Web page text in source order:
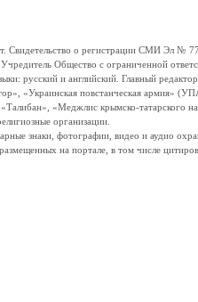
о регистрации СМИ Эл №
Общество с ограниченной
русский и английский. Главный
«Украинская повстанческая
«Меджлис крымско-татарского
организации.
знаки, фотографии, видео и аудио
на портале, в том числе